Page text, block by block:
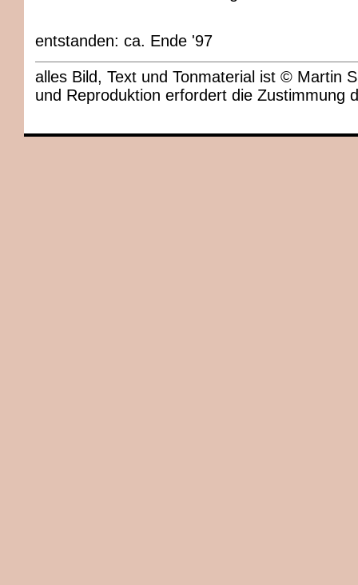
entstanden: ca. Ende '97
alles Bild, Text und Tonmaterial ist © Martin
und Reproduktion erfordert die Zustimmung